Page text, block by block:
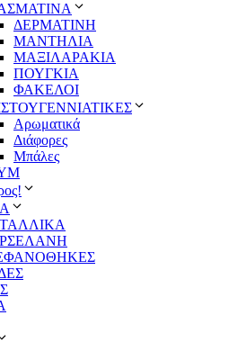
ΔΕΡΜΑΤΙΝΗ
ΜΑΝΤΗΛΙΑ
ΜΑΞΙΛΑΡΑΚΙΑ
ΠΟΥΓΚΙΑ
ΦΑΚΕΛΟΙ
Αρωματικά
Διάφορες
Μπάλες